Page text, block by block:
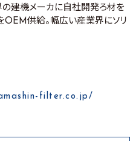
の建機メーカに自社開発ろ材を
OEM供給。幅広い産業界にソリ
filter.co.jp/